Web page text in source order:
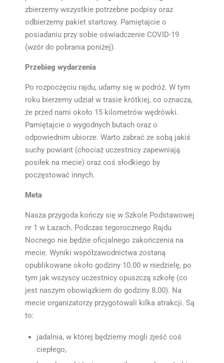
zbierzemy wszystkie potrzebne podpisy oraz
odbierzemy pakiet startowy. Pamiętajcie o
posiadaniu przy sobie oświadczenie COVID-19
(wzór do pobrania poniżej).
Przebieg wydarzenia
Po rozpoczęciu rajdu, udamy się w podróż. W tym
roku bierzemy udział w trasie krótkiej, co oznacza,
że przed nami około 15 kilometrów wędrówki.
Pamiętajcie o wygodnych butach oraz o
odpowiednim ubiorze. Warto zabrać ze sobą jakiś
suchy powiant (chociaż uczestnicy zapewniają
posiłek na mecie) oraz coś słodkiego by
poczęstować innych.
Meta
Nasza przygoda kończy się w Szkole Podstawowej
nr 1 w Łazach. Podczas tegorocznego Rajdu
Nocnego nie będzie oficjalnego zakończenia na
mecie. Wyniki współzawodnictwa zostaną
opublikowane około godziny 10.00 w niedzielę, po
tym jak wszyscy uczestnicy opuszczą szkołę (co
jest naszym obowiązkiem do godziny 8.00). Na
mecie organizatorzy przygotowali kilka atrakcji. Są
to:
jadalnia, w której będziemy mogli zjeść coś
ciepłego,